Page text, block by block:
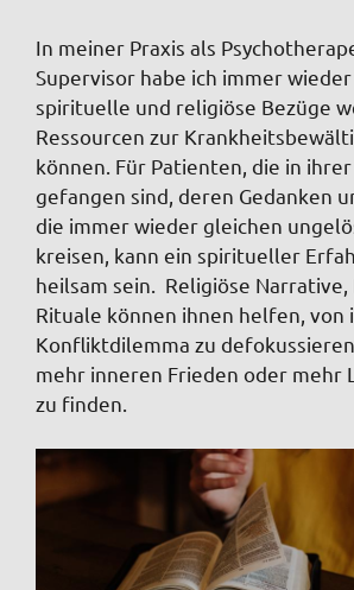
In meiner Praxis als
Supervisor habe ich immer
spirituelle und religiöse Bezüge
Ressourcen zur
können. Für Patienten, die in
gefangen sind, deren Gedanken
die immer wieder gleichen
kreisen, kann ein spiritueller
heilsam sein. Religiöse Narrative,
Rituale können ihnen helfen, von
Konfliktdilemma zu
mehr inneren Frieden oder mehr
zu finden.